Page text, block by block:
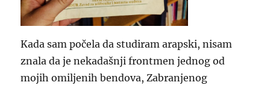
Kada sam počela da studiram arapski, nisam
znala da je nekadašnji frontmen jednog od
mojih omiljenih bendova, Zabranjenog